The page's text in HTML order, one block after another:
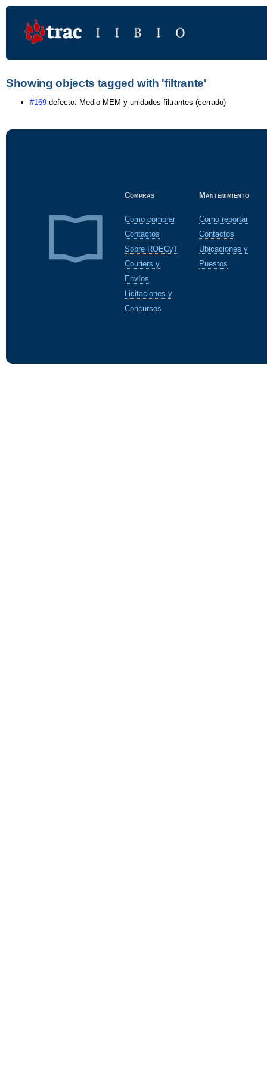
Showing objects tagged with 'filtrante'
#169 defecto: Medio MEM y unidades filtrantes (cerrado)
Compras
Como comprar
Contactos
Sobre ROECyT
Couriers y
Envíos
Licitaciones y
Concursos
Mantenimiento
Como reportar
Contactos
Ubicaciones y
Puestos